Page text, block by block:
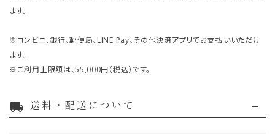
ます。
※コンビニ、銀行、郵便局、LINE Pay、その他決済アプリでお支払いいただけ
ます。
※ご利用上限額は、55,000円（税込）です。
local_shipping 送料・配送について